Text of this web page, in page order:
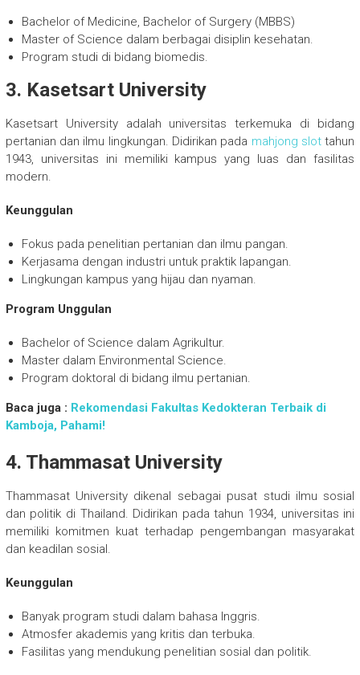
Bachelor of Medicine, Bachelor of Surgery (MBBS)
Master of Science dalam berbagai disiplin kesehatan.
Program studi di bidang biomedis.
3. Kasetsart University
Kasetsart University adalah universitas terkemuka di bidang
pertanian dan ilmu lingkungan. Didirikan pada mahjong slottahun
1943, universitas ini memiliki kampus yang luas dan fasilitas
modern.
Keunggulan
Fokus pada penelitian pertanian dan ilmu pangan.
Kerjasama dengan industri untuk praktik lapangan.
Lingkungan kampus yang hijau dan nyaman.
Program Unggulan
Bachelor of Science dalam Agrikultur.
Master dalam Environmental Science.
Program doktoral di bidang ilmu pertanian.
Baca juga : Rekomendasi Fakultas Kedokteran Terbaik di
Kamboja, Pahami!
4. Thammasat University
Thammasat University dikenal sebagai pusat studi ilmu sosial
dan politik di Thailand. Didirikan pada tahun 1934, universitas ini
memiliki komitmen kuat terhadap pengembangan masyarakat
dan keadilan sosial.
Keunggulan
Banyak program studi dalam bahasa Inggris.
Atmosfer akademis yang kritis dan terbuka.
Fasilitas yang mendukung penelitian sosial dan politik.